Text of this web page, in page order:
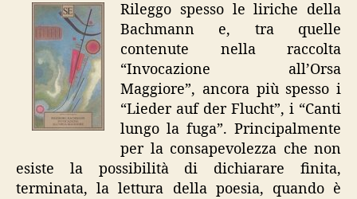
Rileggo spesso le liriche della
Bachmann e, tra quelle
contenute nella raccolta
“Invocazione all’Orsa
Maggiore”, ancora più spesso i
“Lieder auf der Flucht”, i “Canti
lungo la fuga”. Principalmente
per la consapevolezza che non
esiste la possibilità di dichiarare finita,
terminata, la lettura della poesia, quando è